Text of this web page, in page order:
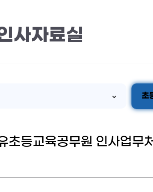
사자료실
초
초등교육공무원 인사업무